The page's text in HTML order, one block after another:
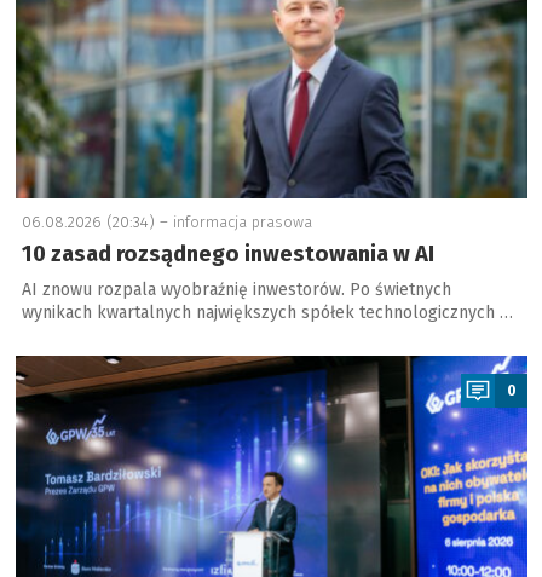
06.08.2026 (20:34) – informacja prasowa
10 zasad rozsądnego inwestowania w AI
AI znowu rozpala wyobraźnię inwestorów. Po świetnych
wynikach kwartalnych największych spółek technologicznych …
a
0